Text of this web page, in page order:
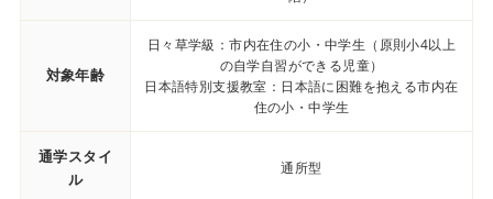
対象年齢
日々草学級：市内在住の小・中学生（原則小4以上
の自学自習ができる児童）
日本語特別支援教室：日本語に困難を抱える市内在
住の小・中学生
通学スタイ
ル
通所型